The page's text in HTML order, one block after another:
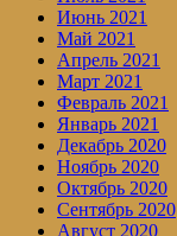
Июнь 2021
Май 2021
Апрель 2021
Март 2021
Февраль 2021
Январь 2021
Декабрь 2020
Ноябрь 2020
Октябрь 2020
Сентябрь 2020
Август 2020